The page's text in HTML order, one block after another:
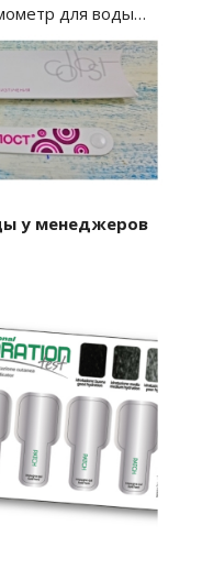
для воды…
у менеджеров